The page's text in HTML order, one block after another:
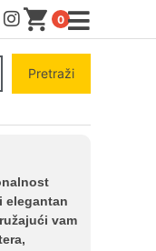
0
Pretraži
elegantan
vam
na rate